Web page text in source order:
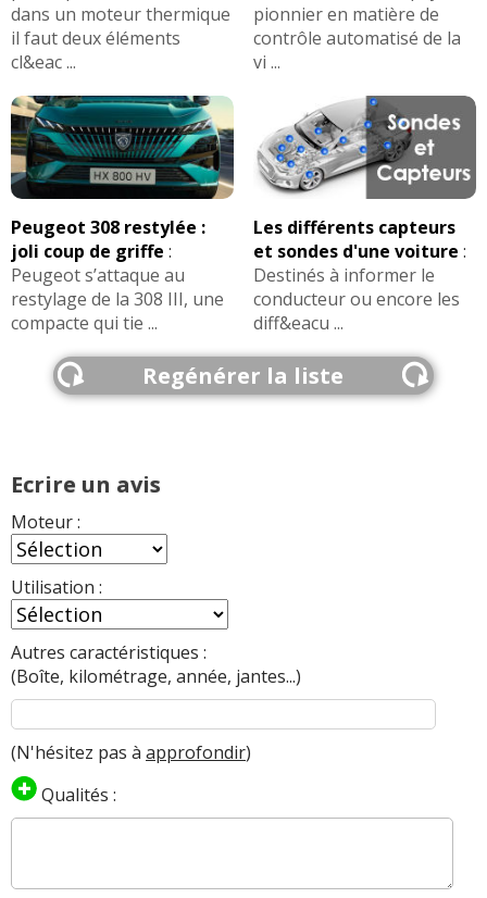
dans un moteur thermique
il faut deux éléments
cl&eac ...
pionnier en matière de
contrôle automatisé de la
vi ...
Peugeot 308 restylée :
joli coup de griffe :
Peugeot s’attaque au
restylage de la 308 III, une
compacte qui tie ...
Les différents capteurs
et sondes d'une voiture :
Destinés à informer le
conducteur ou encore les
diff&eacu ...
Regénérer la liste
Ecrire un avis
Moteur :
Utilisation :
Autres caractéristiques :
(Boîte, kilométrage, année, jantes...)
(N'hésitez pas à approfondir)
Qualités :